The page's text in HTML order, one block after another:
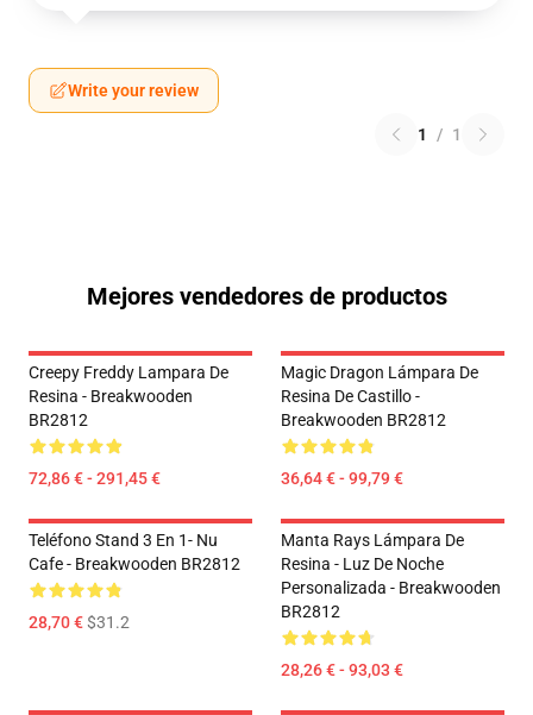
Write your review
1 / 1
Mejores vendedores de productos
Creepy Freddy Lampara De
Resina - Breakwooden
BR2812
72,86 € - 291,45 €
Magic Dragon Lámpara De
Resina De Castillo -
Breakwooden BR2812
36,64 € - 99,79 €
Teléfono Stand 3 En 1- Nu
Cafe - Breakwooden BR2812
28,70 €$31.2
Manta Rays Lámpara De
Resina - Luz De Noche
Personalizada - Breakwooden
BR2812
28,26 € - 93,03 €